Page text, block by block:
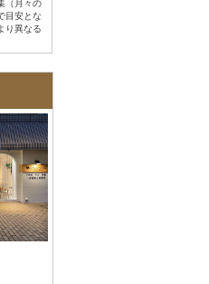
（月々の
目安とな
り異なる